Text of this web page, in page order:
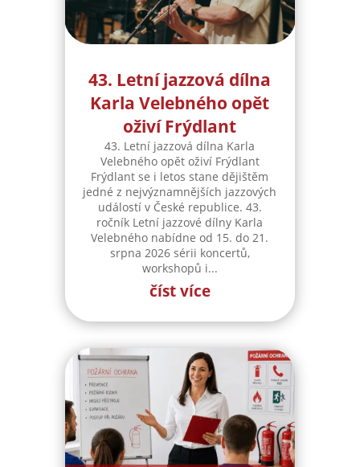
43. Letní jazzová dílna
Karla Velebného opět
oživí Frýdlant
43. Letní jazzová dílna Karla
Velebného opět oživí Frýdlant
Frýdlant se i letos stane dějištěm
jedné z nejvýznamnějších jazzových
událostí v České republice. 43.
ročník Letní jazzové dílny Karla
Velebného nabídne od 15. do 21.
srpna 2026 sérii koncertů,
workshopů i...
číst více